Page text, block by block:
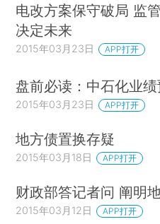
电改方案保守破局 监
决定未来
2015年03月23日 APP打开
盘前必读：中石化业
2015年03月23日 APP打开
地方债置换存疑
2015年03月18日 APP打开
财政部答记者问 阐明
2015年03月12日 APP打开